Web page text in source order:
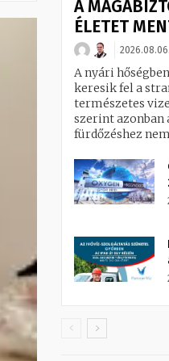
A
ÉLETET
2026.08.06.
A nyári
keresik fel a
természetes
szerint azonban
fürdőzéshez